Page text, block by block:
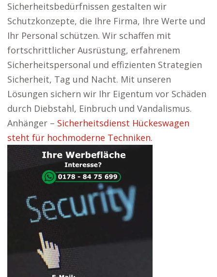
Sicherheitsbedürfnissen gestalten wir
Schutzkonzepte, die Ihre Firma, Ihre Werte und
Ihr Personal schützen. Wir schaffen mit
fortschrittlicher Ausrüstung, erfahrenem
Sicherheitspersonal und effizienten Strategien
Sicherheit, Tag und Nacht. Mit unseren
Lösungen sichern wir Ihr Eigentum vor Schäden
durch Diebstahl, Einbruch und Vandalismus.
Anhänger – Sicherheitsdienst Hückeswagen
steht für hochmoderne Techniken.